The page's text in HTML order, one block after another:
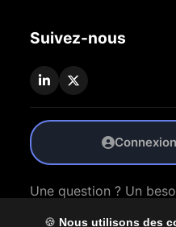
🍪 Nous utilisons des
Suivez-nous
Une question ? Un